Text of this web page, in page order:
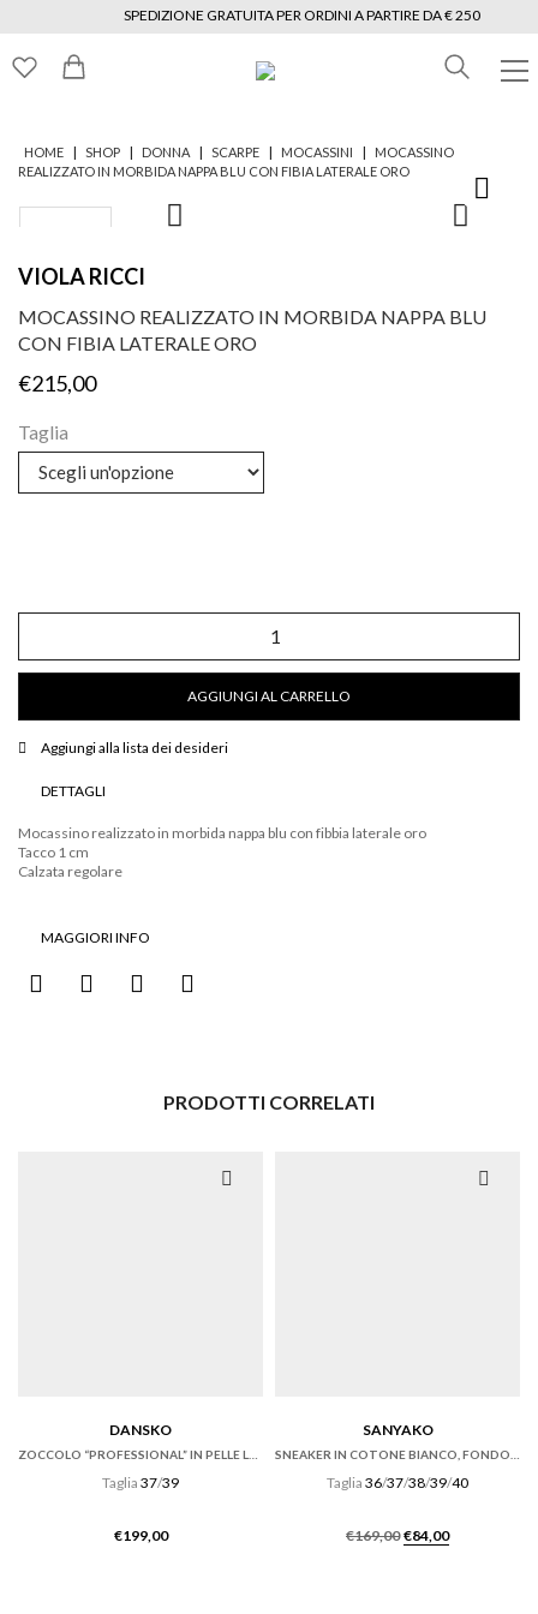
SPEDIZIONE GRATUITA PER ORDINI A PARTIRE DA € 250
HOME | SHOP | DONNA | SCARPE | MOCASSINI |
MOCASSINO
REALIZZATO IN MORBIDA NAPPA BLU CON FIBIA LATERALE ORO
VIOLA RICCI
MOCASSINO REALIZZATO IN MORBIDA NAPPA BLU
CON FIBIA LATERALE ORO
€215,00
Taglia
in
morbida
blu
fibia
AGGIUNGI AL CARRELLO
Aggiungi alla lista dei desideri
DETTAGLI
Mocassino realizzato in morbida nappa blu con fibbia laterale oro
Tacco 1 cm
Calzata regolare
MAGGIORI INFO
PRODOTTI CORRELATI
DANSKO
Taglia 37/39
€199,00
SANYAKO
Taglia 36/37/38/39/40
€169,00 Il
€84,00Il